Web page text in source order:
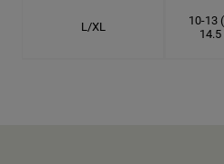
L/XL
10-13